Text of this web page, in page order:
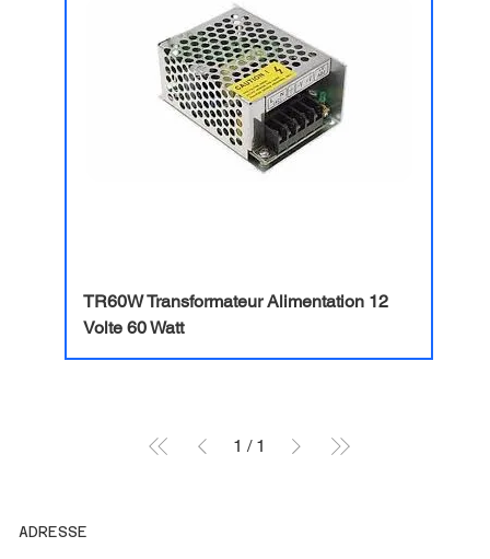
TR60W Transformateur Alimentation 12
Volte 60 Watt
1 / 1
ADRESSE